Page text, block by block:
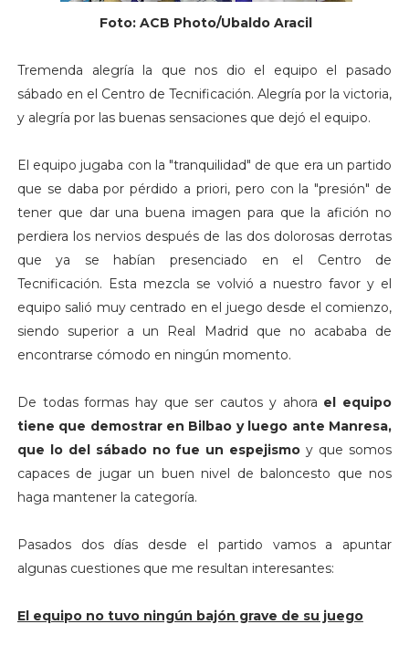
Foto: ACB Photo/Ubaldo Aracil
Tremenda alegría la que nos dio el equipo el pasado
sábado en el Centro de Tecnificación. Alegría por la victoria,
y alegría por las buenas sensaciones que dejó el equipo.
El equipo jugaba con la "tranquilidad" de que era un partido
que se daba por pérdido a priori, pero con la "presión" de
tener que dar una buena imagen para que la afición no
perdiera los nervios después de las dos dolorosas derrotas
que ya se habían presenciado en el Centro de
Tecnificación. Esta mezcla se volvió a nuestro favor y el
equipo salió muy centrado en el juego desde el comienzo,
siendo superior a un Real Madrid que no acababa de
encontrarse cómodo en ningún momento.
De todas formas hay que ser cautos y ahora el equipo
tiene que demostrar en Bilbao y luego ante Manresa,
que lo del sábado no fue un espejismo y que somos
capaces de jugar un buen nivel de baloncesto que nos
haga mantener la categoría.
Pasados dos días desde el partido vamos a apuntar
algunas cuestiones que me resultan interesantes:
El equipo no tuvo ningún bajón grave de su juego